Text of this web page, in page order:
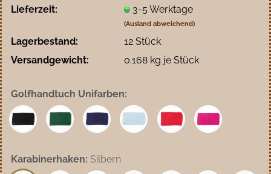
Lieferzeit:
3-5 Werktage
(Ausland abweichend)
Lagerbestand: 12 Stück
Versandgewicht:
0.168kg je Stück
Golfhandtuch Unifarben:
Karabinerhaken: Silbern